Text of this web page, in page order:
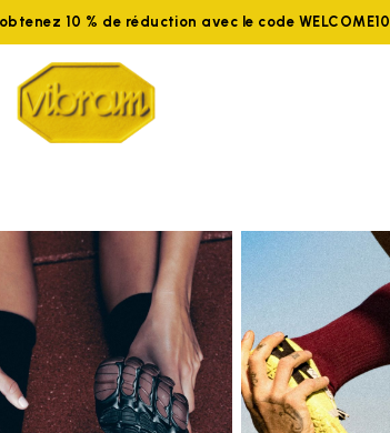
10 % de réduction avec le code WELCOME10